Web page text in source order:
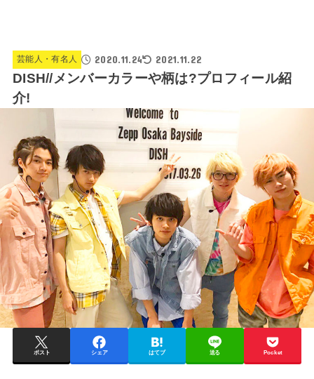
芸能人・有名人 2020.11.24 2021.11.22
DISH//メンバーカラーや柄は?プロフィール紹
介!
ポスト シェア はてブ 送る Pocket